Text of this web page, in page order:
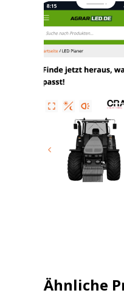
Ähnliche